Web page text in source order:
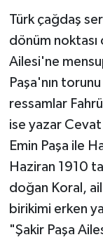
Türk çağdaş
dönüm noktası
Ailesi'ne
Paşa'nın
ressamlar
ise yazar
Emin Paşa ile
Haziran 1910
doğan Koral,
birikimi erken
"Şakir Paşa